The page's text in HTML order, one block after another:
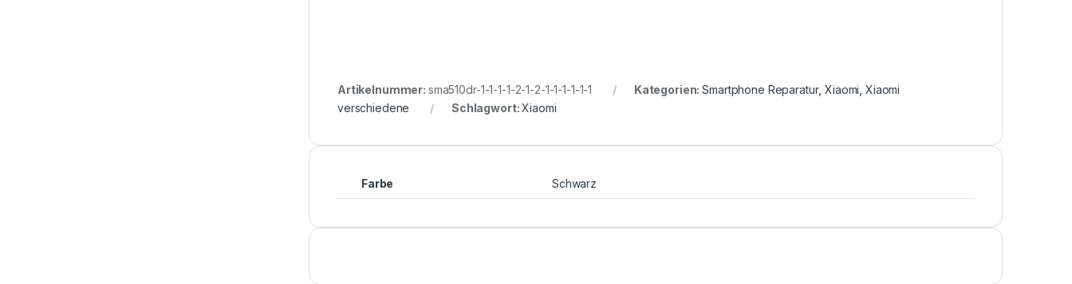
Artikelnummer: sma510dr-1-1-1-1-2-1-2-1-1-1-1-1-1 Kategorien:Smartphone Reparatur,Xiaomi ,Xiaomi
verschiedene
Schlagwort:Xiaomi
Farbe Schwarz